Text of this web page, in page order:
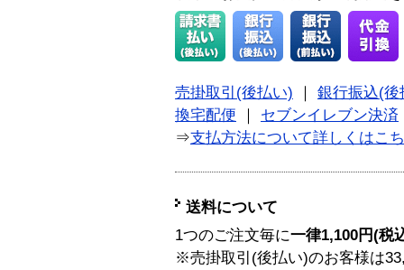
売掛取引(後払い)
銀行振込(後
換宅配便
セブンイレブン決済
⇒支払方法について詳しくはこ
送料について
1つのご注文毎に一律1,100円(税
※売掛取引(後払い)のお客様は